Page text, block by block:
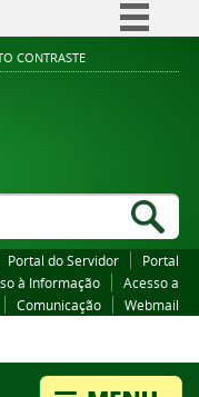
Simplifique!
Legislação
CONTRASTE
Portal do Servidor
Portal
à Informação
Acesso a
Comunicação Webmail